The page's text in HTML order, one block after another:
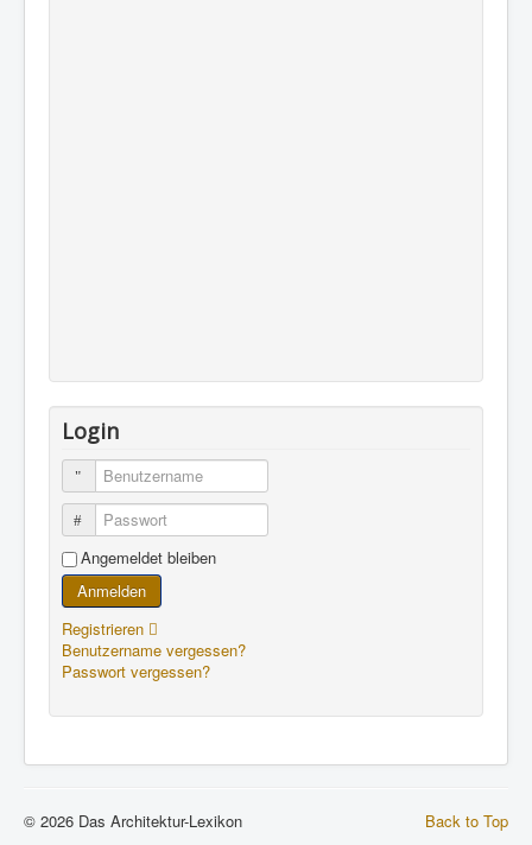
Login
Benutzername
Passwort
Angemeldet bleiben
Anmelden
Registrieren
Benutzername vergessen?
Passwort vergessen?
Back to Top
© 2026 Das Architektur-Lexikon